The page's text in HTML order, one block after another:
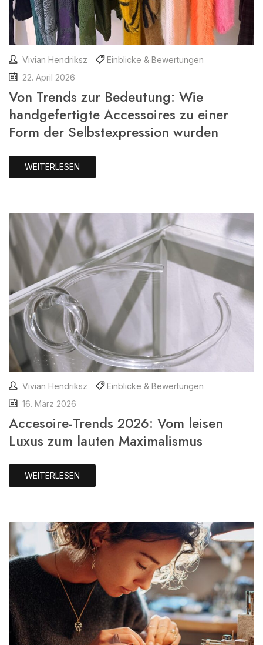
Vivian Hendriksz
Einblicke & Bewertungen
22. April 2026
Von Trends zur Bedeutung: Wie
handgefertigte Accessoires zu einer
Form der Selbstexpression wurden
WEITERLESEN
Vivian Hendriksz
Einblicke & Bewertungen
16. März 2026
Accesoire-Trends 2026: Vom leisen
Luxus zum lauten Maximalismus
WEITERLESEN